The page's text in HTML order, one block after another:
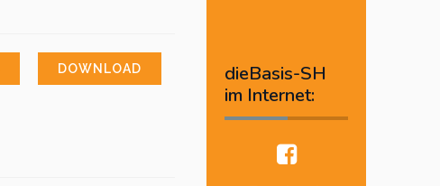
dieBasis-SH
im Internet:
DOWNLOAD